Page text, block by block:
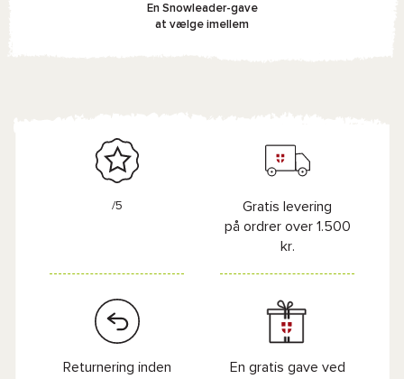
En Snowleader-gave
at vælge imellem
/5
Gratis levering
på ordrer over 1.500
kr.
Returnering inden
En gratis gave ved